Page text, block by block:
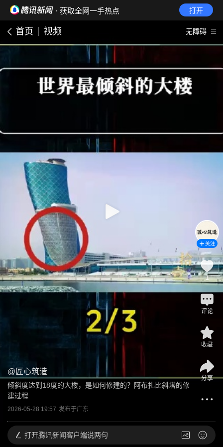
· 获取全网一手热点 打开
首页 视频 无障碍
@ 匠心筑造
倾斜度达到18度的大楼，是如何修建的？阿布扎比斜塔的修
建过程
2026-05-28 19:57 发布于广东
关注
1
评论
收藏
分享
打开腾讯新闻客户端说两句